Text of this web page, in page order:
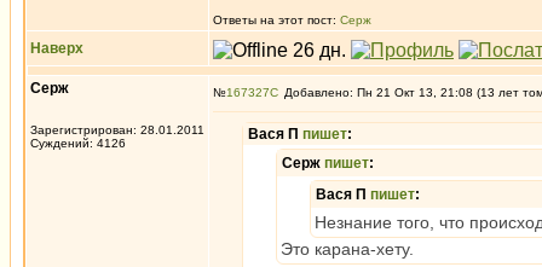
Ответы на этот пост: Серж
Наверх
Серж
Зарегистрирован: 28.01.2011
Суждений: 4126
№167327 Добавлено: Пн 21 Окт 13, 21:08 (13 лет
Вася П пишет:
Серж пишет:
Вася П пишет:
Незнание того, что
Это карана-хету.